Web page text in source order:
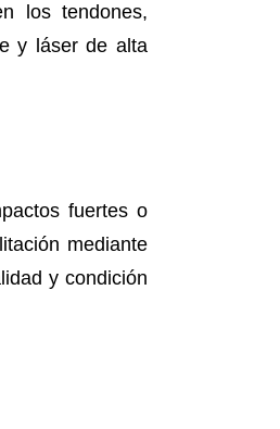
los tendones,
y láser de alta
fuertes o
mediante
y condición